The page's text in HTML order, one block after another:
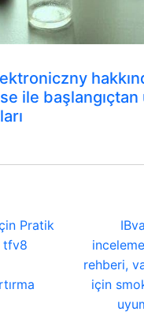
ile başlangıçtan
Pratik
tfv8
rehberi,
için